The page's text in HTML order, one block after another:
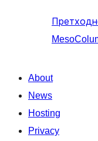
About
News
Hosting
Privacy